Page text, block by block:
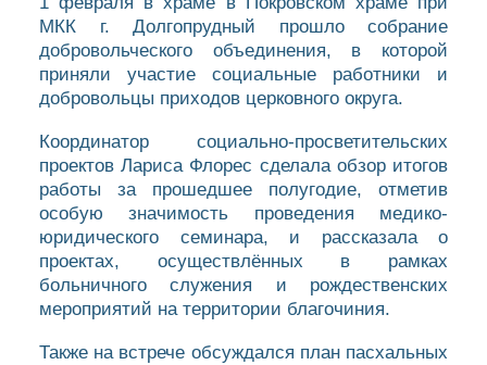
МКК г. Долгопрудный прошло собрание
добровольческого объединения, в которой
приняли участие социальные работники и
добровольцы приходов церковного округа.
Координатор социально-просветительских
проектов Лариса Флорес сделала обзор итогов
работы за прошедшее полугодие, отметив
особую значимость проведения медико-
юридического семинара, и рассказала о
проектах, осуществлённых в рамках
больничного служения и рождественских
мероприятий на территории благочиния.
Также на встрече обсуждался план пасхальных